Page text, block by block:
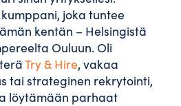
joka tuntee
kentän – Helsingistä
Ouluun. Oli
Try & Hire, vakaa
tai strateginen rekrytointi,
löytämään parhaat